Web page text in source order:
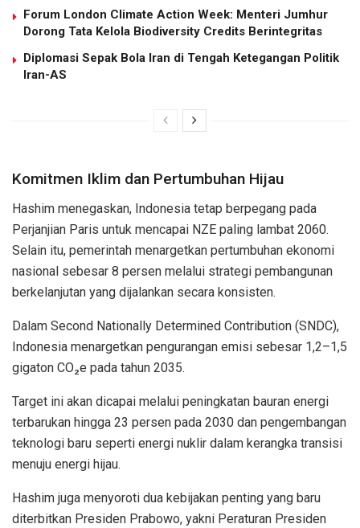
Forum London Climate Action Week: Menteri Jumhur
Dorong Tata Kelola Biodiversity Credits Berintegritas
Diplomasi Sepak Bola Iran di Tengah Ketegangan Politik
Iran-AS
Komitmen Iklim dan Pertumbuhan Hijau
Hashim menegaskan, Indonesia tetap berpegang pada
Perjanjian Paris untuk mencapai NZE paling lambat 2060.
Selain itu, pemerintah menargetkan pertumbuhan ekonomi
nasional sebesar 8 persen melalui strategi pembangunan
berkelanjutan yang dijalankan secara konsisten.
Dalam Second Nationally Determined Contribution (SNDC),
Indonesia menargetkan pengurangan emisi sebesar 1,2–1,5
gigaton CO₂e pada tahun 2035.
Target ini akan dicapai melalui peningkatan bauran energi
terbarukan hingga 23 persen pada 2030 dan pengembangan
teknologi baru seperti energi nuklir dalam kerangka transisi
menuju energi hijau.
Hashim juga menyoroti dua kebijakan penting yang baru
diterbitkan Presiden Prabowo, yakni Peraturan Presiden